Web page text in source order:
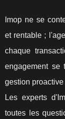
Imop ne se
et rentable ;
chaque
engagement se
gestion
Les experts
toutes les